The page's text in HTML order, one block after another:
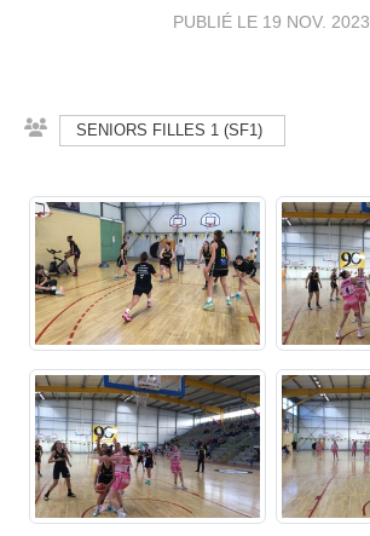
PUBLIÉ LE 19 NOV. 2023
SENIORS FILLES 1 (SF1)